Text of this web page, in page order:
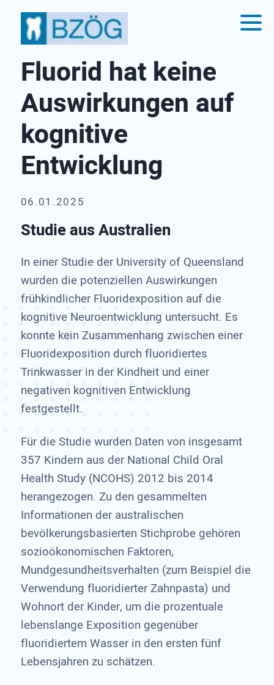
Fluorid hat keine
Auswirkungen auf
kognitive
Entwicklung
06.01.2025
Studie aus Australien
In einer Studie der University of Queensland
wurden die potenziellen Auswirkungen
frühkindlicher Fluoridexposition auf die
kognitive Neuroentwicklung untersucht. Es
konnte kein Zusammenhang zwischen einer
Fluoridexposition durch fluoridiertes
Trinkwasser in der Kindheit und einer
negativen kognitiven Entwicklung
festgestellt.
Für die Studie wurden Daten von insgesamt
357 Kindern aus der National Child Oral
Health Study (NCOHS) 2012 bis 2014
herangezogen. Zu den gesammelten
Informationen der australischen
bevölkerungsbasierten Stichprobe gehören
sozioökonomischen Faktoren,
Mundgesundheitsverhalten (zum Beispiel die
Verwendung fluoridierter Zahnpasta) und
Wohnort der Kinder, um die prozentuale
lebenslange Exposition gegenüber
fluoridiertem Wasser in den ersten fünf
Lebensjahren zu schätzen.